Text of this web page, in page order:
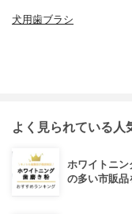
犬用歯ブラシ
よく見られている人
ホワイトニン
の多い市販品